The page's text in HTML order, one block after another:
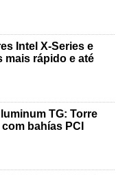
Intel X-Series e
mais rápido e até
TG: Torre
bahías PCI